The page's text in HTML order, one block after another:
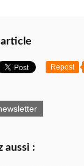
Repost
aussi :